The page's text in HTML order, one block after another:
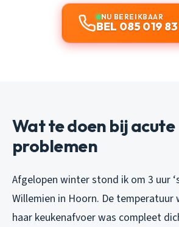
NU BEREIKBAAR
BEL 085 019
Wat te doen bij acute
problemen
Afgelopen winter stond ik om 3 uur
Willemien in Hoorn. De temperatuur
haar keukenafvoer was compleet